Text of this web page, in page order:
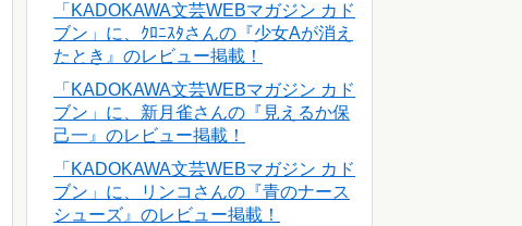
「KADOKAWA文芸WEBマガジン カド
ブン」に、ｸﾛﾆｽﾀさんの『少女Aが消え
たとき』のレビュー掲載！
「KADOKAWA文芸WEBマガジン カド
ブン」に、新月雀さんの『見えるか保
己一』のレビュー掲載！
「KADOKAWA文芸WEBマガジン カド
ブン」に、リンコさんの『青のナース
シューズ』のレビュー掲載！